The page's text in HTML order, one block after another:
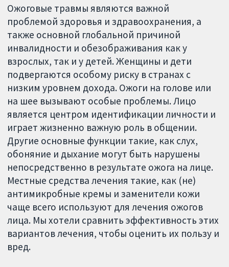
Ожоговые травмы являются важной
проблемой здоровья и здравоохранения, а
также основной глобальной причиной
инвалидности и обезображивания как у
взрослых, так и у детей. Женщины и дети
подвергаются особому риску в странах с
низким уровнем дохода. Ожоги на голове или
на шее вызывают особые проблемы. Лицо
является центром идентификации личности и
играет жизненно важную роль в общении.
Другие основные функции такие, как слух,
обоняние и дыхание могут быть нарушены
непосредственно в результате ожога на лице.
Местные средства лечения такие, как (не)
антимикробные кремы и заменители кожи
чаще всего используют для лечения ожогов
лица. Мы хотели сравнить эффективность этих
вариантов лечения, чтобы оценить их пользу и
вред.